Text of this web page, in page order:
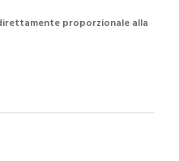
proporzionale alla